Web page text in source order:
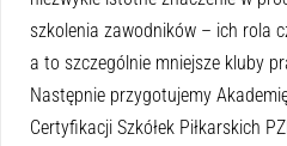
szkolenia zawodników – ich rola
a to szczególnie mniejsze kluby
Następnie przygotujemy
Certyfikacji Szkółek Piłkarskich